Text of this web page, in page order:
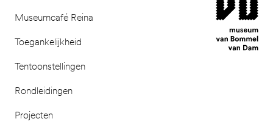
Museumcafé Reina
Toegankelijkheid
Tentoonstellingen
Rondleidingen
Projecten